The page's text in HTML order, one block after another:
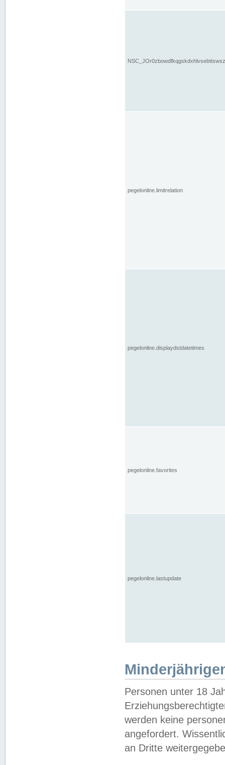
pegelonline.limitrelation
pegelonline.displaydstdatetimes
pegelonline.favorites
pegelonline.lastupdate
Personen unter 18
werden keine
angefordert.
an Dritte